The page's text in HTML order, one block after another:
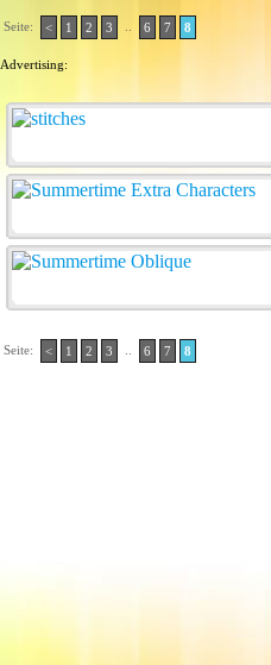
Seite: < 1 2 3 6 7 8
Advertising:
Seite: < 1 2 3 6 7 8